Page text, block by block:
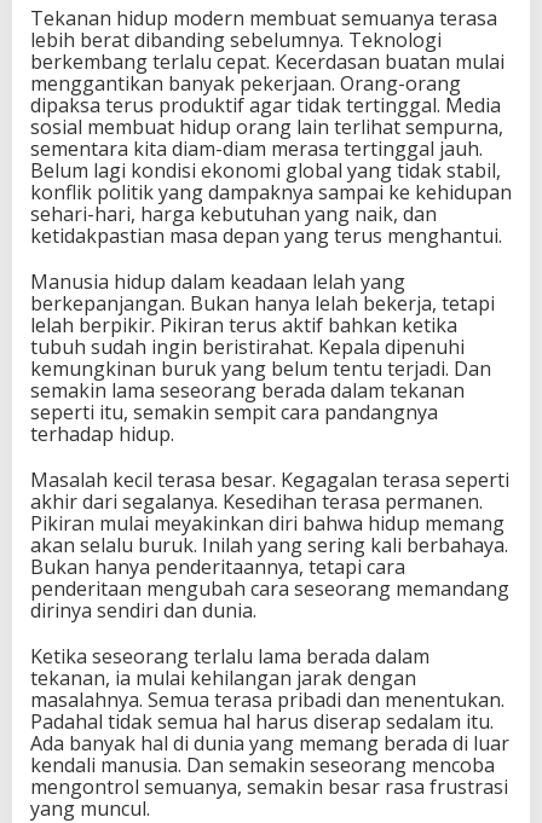
Tekanan hidup modern membuat semuanya terasa
lebih berat dibanding sebelumnya. Teknologi
berkembang terlalu cepat. Kecerdasan buatan mulai
menggantikan banyak pekerjaan. Orang-orang
dipaksa terus produktif agar tidak tertinggal. Media
sosial membuat hidup orang lain terlihat sempurna,
sementara kita diam-diam merasa tertinggal jauh.
Belum lagi kondisi ekonomi global yang tidak stabil,
konflik politik yang dampaknya sampai ke kehidupan
sehari-hari, harga kebutuhan yang naik, dan
ketidakpastian masa depan yang terus menghantui.
Manusia hidup dalam keadaan lelah yang
berkepanjangan. Bukan hanya lelah bekerja, tetapi
lelah berpikir. Pikiran terus aktif bahkan ketika
tubuh sudah ingin beristirahat. Kepala dipenuhi
kemungkinan buruk yang belum tentu terjadi. Dan
semakin lama seseorang berada dalam tekanan
seperti itu, semakin sempit cara pandangnya
terhadap hidup.
Masalah kecil terasa besar. Kegagalan terasa seperti
akhir dari segalanya. Kesedihan terasa permanen.
Pikiran mulai meyakinkan diri bahwa hidup memang
akan selalu buruk. Inilah yang sering kali berbahaya.
Bukan hanya penderitaannya, tetapi cara
penderitaan mengubah cara seseorang memandang
dirinya sendiri dan dunia.
Ketika seseorang terlalu lama berada dalam
tekanan, ia mulai kehilangan jarak dengan
masalahnya. Semua terasa pribadi dan menentukan.
Padahal tidak semua hal harus diserap sedalam itu.
Ada banyak hal di dunia yang memang berada di luar
kendali manusia. Dan semakin seseorang mencoba
mengontrol semuanya, semakin besar rasa frustrasi
yang muncul.